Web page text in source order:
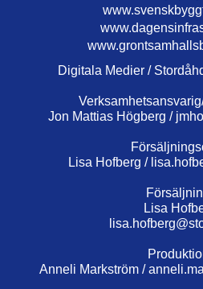
Digitala Medier /
Jon Mattias Högberg /
Lisa Hofberg /
Lisa
Anneli Markström /